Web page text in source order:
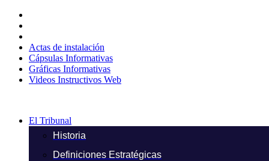
contenido
Actas de instalación
Cápsulas Informativas
Gráficas Informativas
Videos Instructivos Web
El Tribunal
Historia
Definiciones Estratégicas